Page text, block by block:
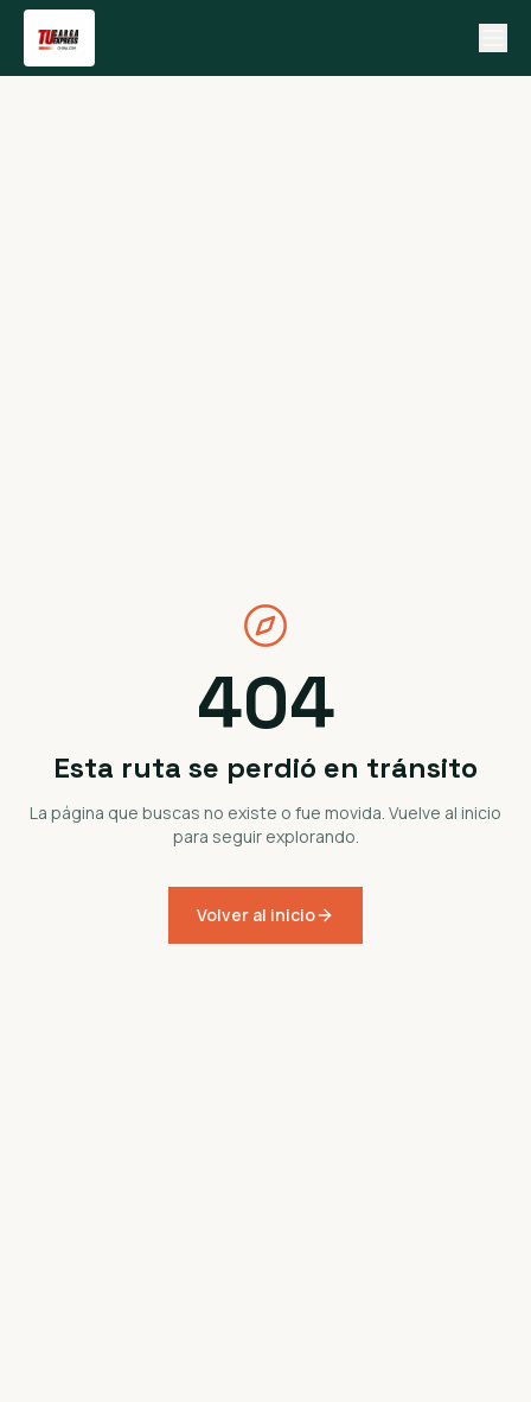
404
Esta ruta se perdió en tránsito
La página que buscas no existe o fue movida. Vuelve al inicio
para seguir explorando.
Volver al inicio